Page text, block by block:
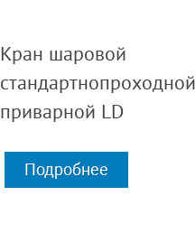
Кран шаровой
приварной LD
Подробнее